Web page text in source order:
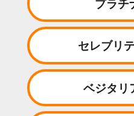
プラチ
セレブリ
ベジタリ